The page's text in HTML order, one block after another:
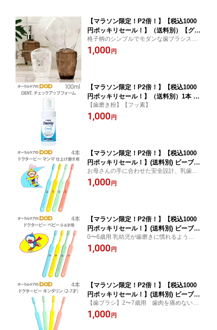
【マラソン限定！P2倍！】【税込1000
円ポッキリセール！】（送料別）【グリ
ッド】（クリアー/ブラウン）（歯ブラ
シスタンド）格子柄がおしゃれな飽きの
格子柄のシンプルでモダンな歯ブラシスタ
ンド
1,000円
【マラソン限定！P2倍！】【税込1000
円ポッキリセール！】（送料別）1本 D
ENT チェックアップ フォーム 100ml フ
ッ化物配合ハミガキ剤（泡状タイプ）
【歯磨き粉】【フッ素】
1,000円
【マラソン限定！P2倍！】【税込1000
円ポッキリセール！】(送料別) ビーブラ
ンド 仕上げ磨き用子供用歯ブラシ ドク
タービー マンマ 4本【メール便可 4セッ
お母さんの手に合わせた安全設計、乳歯1本
1本を仕上げ磨きするための超スモールヘッ
ド歯肉を痛めないように毛先が丸くカット
1,000円
【マラソン限定！P2倍！】【税込1000
円ポッキリセール！】(送料別) ビーブラ
ンド 子供歯ブラシ ドクタービー ベビー
やわらかめ 0〜6歳 こども歯ブラシ 4本
0〜6歳用 乳幼児が歯磨きに慣れるように自
分で持つタイプ
1,000円
【マラソン限定！P2倍！】【税込1000
円ポッキリセール！】(送料別) ビーブラ
ンド 子供歯ブラシ ドクタービー キンダ
リン かため 2〜7歳 こども歯ブラシ 4本
【歯ブラシ】2〜7歳用 歯肉を痛めないよ
うに毛先が丸くカット（ラウンド・カッ
ト）
1,000円